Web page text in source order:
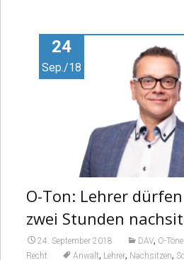
24
Sep./18
O-Ton: Lehrer
zwei Stunden
24. September 2018 DAV, O-
Recht Anwalt, Lehrer, Nachsitzen,